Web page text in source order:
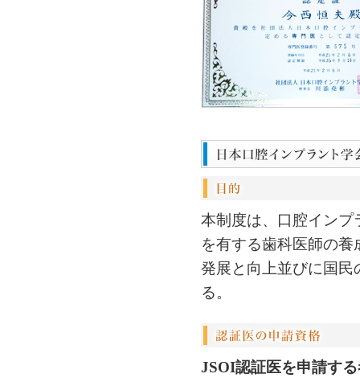
本制度は、口腔インプ
を有する歯科医師の
発展と向上並びに国民
る。
JSOI認証医を申請す